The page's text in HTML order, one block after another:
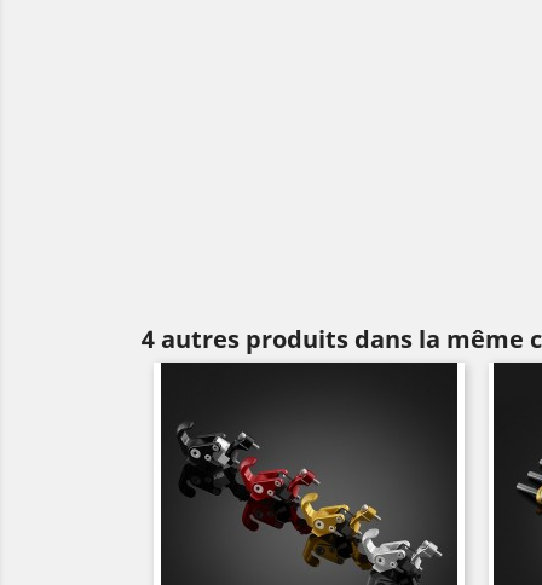
4 autres produits dans la même